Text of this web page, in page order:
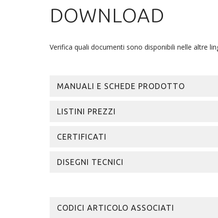
DOWNLOAD
Verifica quali documenti sono disponibili nelle altre
MANUALI E SCHEDE PRODOTTO
LISTINI PREZZI
CERTIFICATI
DISEGNI TECNICI
CODICI ARTICOLO ASSOCIATI